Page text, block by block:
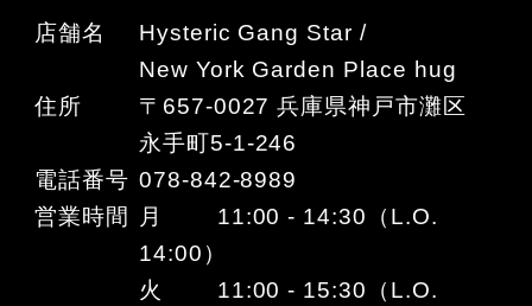
店舗名
Hysteric Gang Star /
New York Garden Place hug
住所
〒657-0027 兵庫県神戸市灘区
永手町5-1-246
電話番号 078-842-8989
営業時間
月 11:00 - 14:30（L.O.
14:00）
火 11:00 - 15:30（L.O.